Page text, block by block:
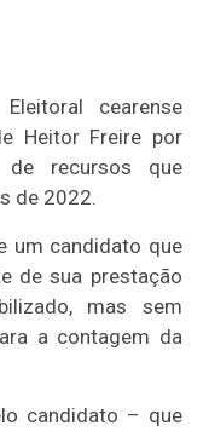
cearense
Heitor Freire por
de recursos que
de 2022.
um candidato que
de sua prestação
mas sem
a contagem da
candidato – que